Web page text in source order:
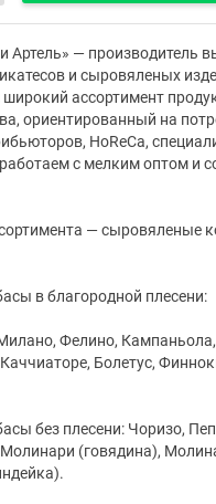
Артель» — производитель
и сыровяленых
ассортимент
ориентированный на
HoReCa,
с мелким оптом и
— сыровяленые
в благородной плесени:
Фелино, Кампаньола,
Болетус,
без плесени: Чоризо,
(говядина),